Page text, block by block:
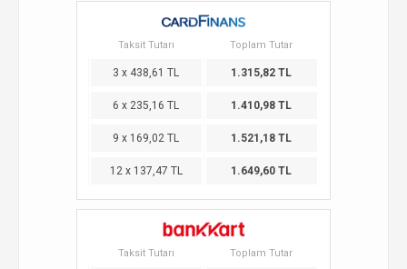
Taksit Tutarı Toplam Tutar
3 x 438,61 TL 1.315,82 TL
6 x 235,16 TL 1.410,98 TL
9 x 169,02 TL 1.521,18 TL
12 x 137,47 TL 1.649,60 TL
Taksit Tutarı Toplam Tutar